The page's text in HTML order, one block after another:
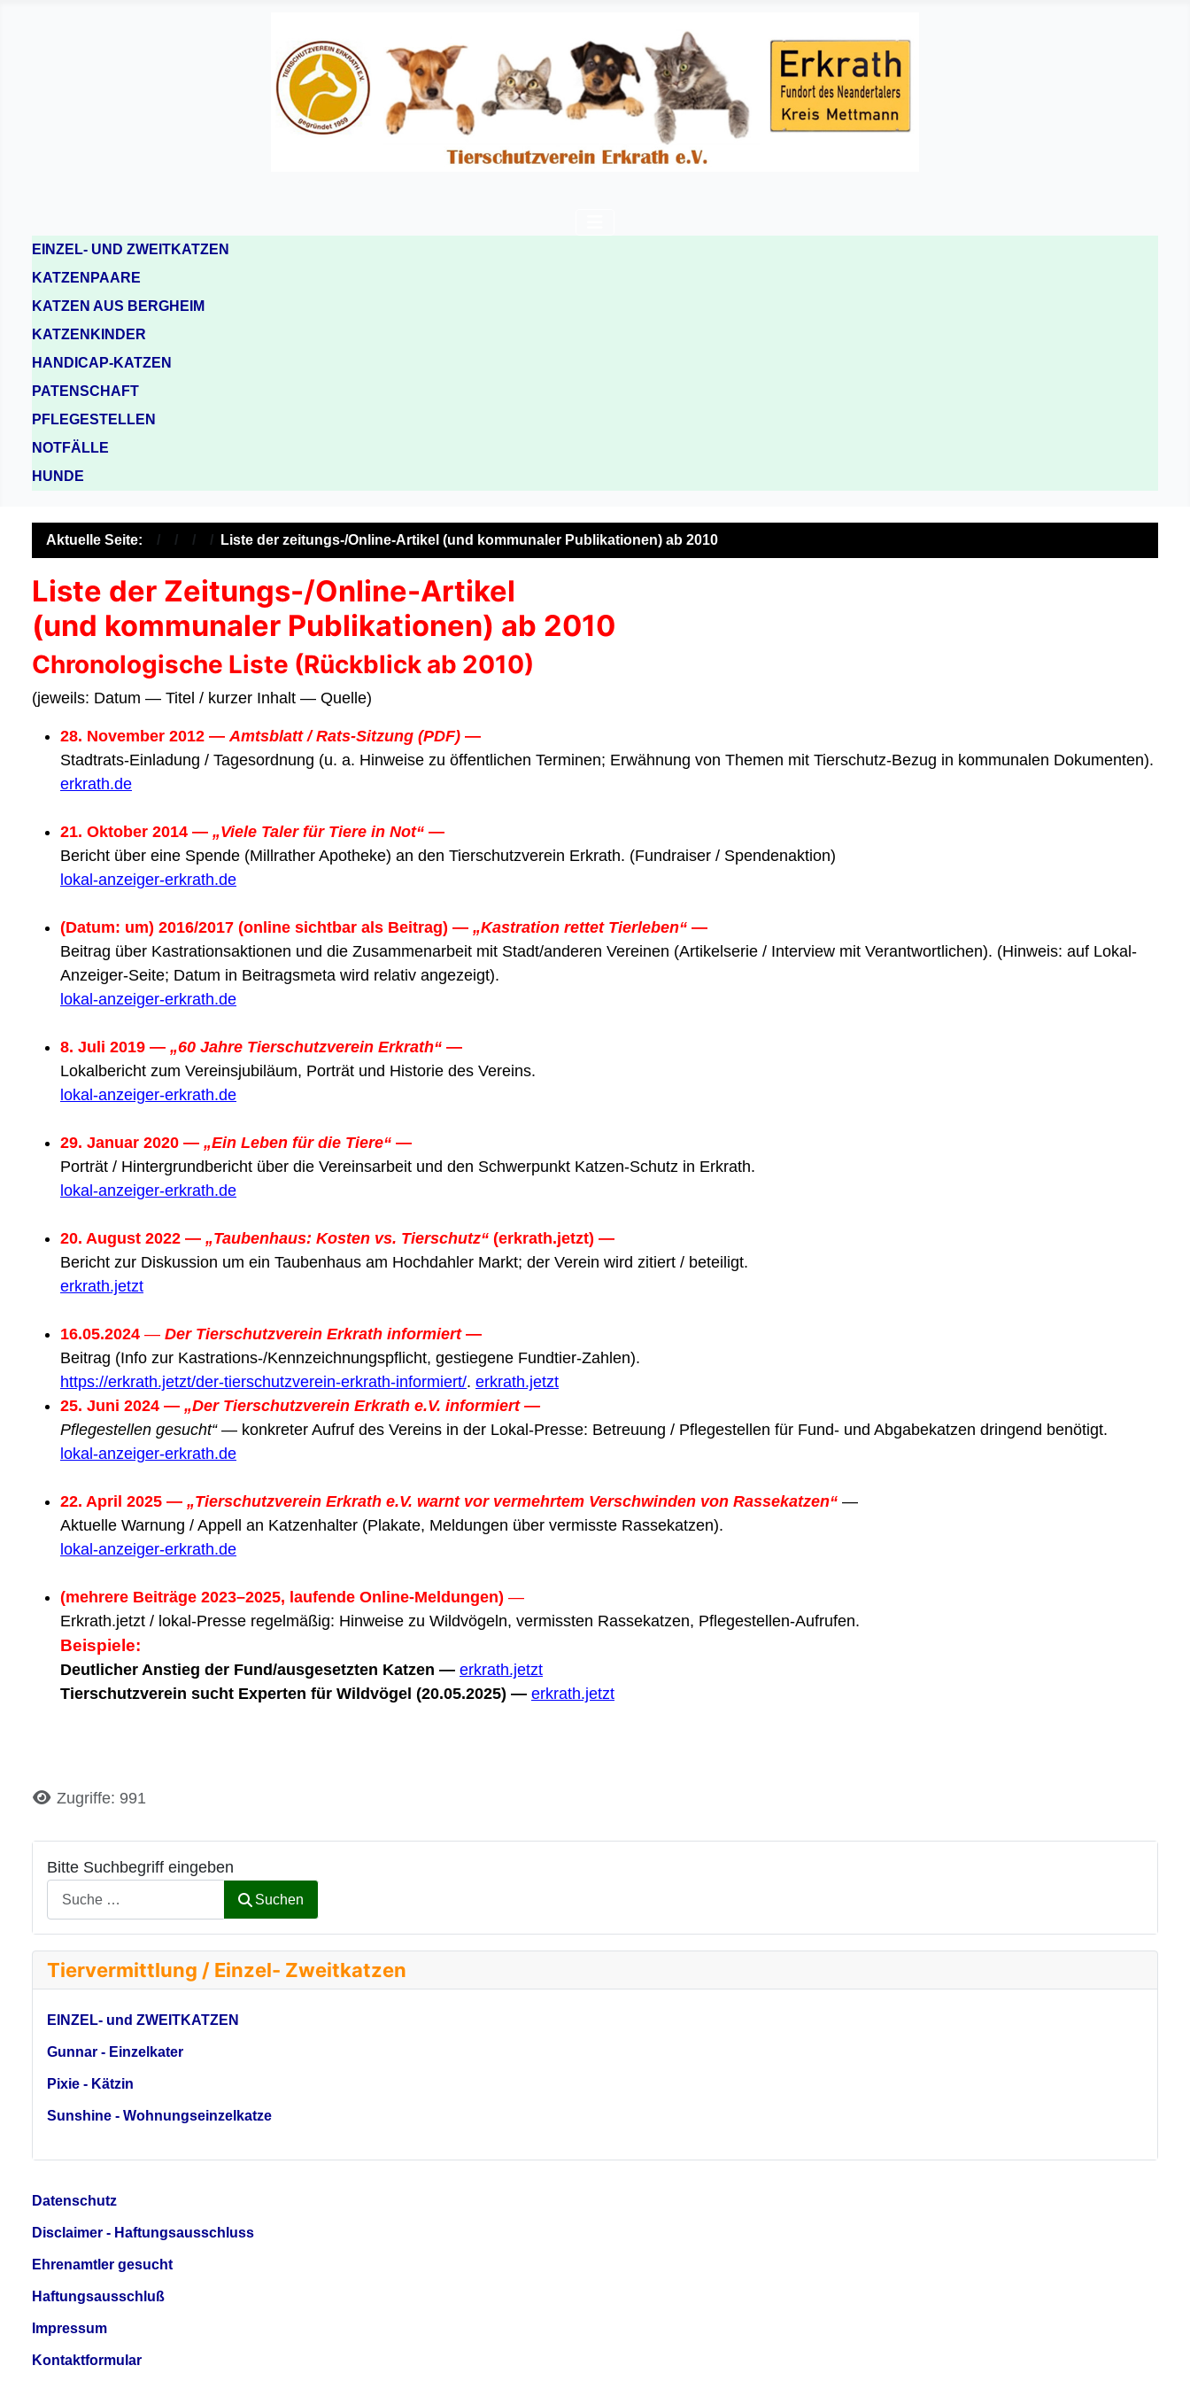
EINZEL- UND ZWEITKATZEN
KATZENPAARE
KATZEN AUS BERGHEIM
KATZENKINDER
HANDICAP-KATZEN
PATENSCHAFT
PFLEGESTELLEN
NOTFÄLLE
HUNDE
Bitte Suchbegriff eingeben
Suchen
Tiervermittlung / Einzel- Zweitkatzen
EINZEL- und ZWEITKATZEN
Gunnar - Einzelkater
Pixie - Kätzin
Sunshine - Wohnungseinzelkatze
Aktuelle Seite: Liste der zeitungs-/Online-Artikel (und kommunaler Publikationen) ab 2010
Liste der Zeitungs-/Online-Artikel
(und kommunaler Publikationen) ab 2010
Chronologische Liste (Rückblick ab 2010)
(jeweils: Datum — Titel / kurzer Inhalt — Quelle)
28. November 2012 — Amtsblatt / Rats-Sitzung (PDF) —
Stadtrats-Einladung / Tagesordnung (u. a. Hinweise zu öffentlichen Terminen; Erwähnung von Themen mit Tierschutz-Bezug in kommunalen Dokumenten).
erkrath.de
21. Oktober 2014 — „Viele Taler für Tiere in Not“ —
Bericht über eine Spende (Millrather Apotheke) an den Tierschutzverein Erkrath. (Fundraiser / Spendenaktion)
lokal-anzeiger-erkrath.de
(Datum: um) 2016/2017 (online sichtbar als Beitrag) — „Kastration rettet Tierleben“ —
Beitrag über Kastrationsaktionen und die Zusammenarbeit mit Stadt/anderen Vereinen (Artikelserie / Interview mit Verantwortlichen). (Hinweis: auf Lokal-
Anzeiger-Seite; Datum in Beitragsmeta wird relativ angezeigt).
lokal-anzeiger-erkrath.de
8. Juli 2019 — „60 Jahre Tierschutzverein Erkrath“ —
Lokalbericht zum Vereinsjubiläum, Porträt und Historie des Vereins.
lokal-anzeiger-erkrath.de
29. Januar 2020 — „Ein Leben für die Tiere“ —
Porträt / Hintergrundbericht über die Vereinsarbeit und den Schwerpunkt Katzen-Schutz in Erkrath.
lokal-anzeiger-erkrath.de
20. August 2022 — „Taubenhaus: Kosten vs. Tierschutz“ (erkrath.jetzt) —
Bericht zur Diskussion um ein Taubenhaus am Hochdahler Markt; der Verein wird zitiert / beteiligt.
erkrath.jetzt
16.05.2024 — Der Tierschutzverein Erkrath informiert—
Beitrag (Info zur Kastrations-/Kennzeichnungspflicht, gestiegene Fundtier-Zahlen).
https://erkrath.jetzt/der-tierschutzverein-erkrath-informiert/. erkrath.jetzt
25. Juni 2024 — „Der Tierschutzverein Erkrath e.V. informiert —
Pflegestellen gesucht“— konkreter Aufruf des Vereins in der Lokal-Presse: Betreuung / Pflegestellen für Fund- und Abgabekatzen dringend benötigt.
lokal-anzeiger-erkrath.de
22. April 2025 — „Tierschutzverein Erkrath e.V. warnt vor vermehrtem Verschwinden von Rassekatzen“ —
Aktuelle Warnung / Appell an Katzenhalter (Plakate, Meldungen über vermisste Rassekatzen).
lokal-anzeiger-erkrath.de
(mehrere Beiträge 2023–2025, laufende Online-Meldungen) —
Erkrath.jetzt / lokal-Presse regelmäßig: Hinweise zu Wildvögeln, vermissten Rassekatzen, Pflegestellen-Aufrufen.
Beispiele:
Deutlicher Anstieg der Fund/ausgesetzten Katzen — erkrath.jetzt
Tierschutzverein sucht Experten für Wildvögel (20.05.2025) — erkrath.jetzt
DetailsZugriffe: 991
Datenschutz
Disclaimer - Haftungsausschluss
Ehrenamtler gesucht
Haftungsausschluß
Impressum
Kontaktformular